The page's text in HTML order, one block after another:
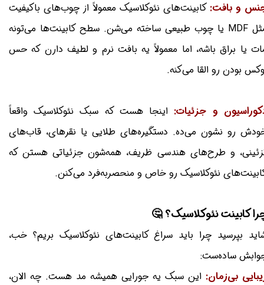
و بافت: کابینت‌های نئوکلاسیک معمولاً از چوب‌های باکیفیت
مثل MDF یا چوب طبیعی ساخته می‌شن. سطح کابینت‌ها می‌تونه
یا براق باشه، اما معمولاً یه بافت نرم و لطیف دارن که حس
بودن رو القا می‌کنه.
و جزئیات: اینجا هست که سبک نئوکلاسیک واقعاً
رو نشون می‌ده. دستگیره‌های طلایی یا نقرهای، قاب‌های
و طرح‌های هندسی ظریف، همه‌شون جزئیاتی هستن که
نئوکلاسیک رو خاص و منحصربه‌فرد می‌کنن.
کابینت نئوکلاسیک؟ 🤔
بپرسید چرا باید سراغ کابینت‌های نئوکلاسیک بریم؟ خب،
ساده‌ست:
بی‌زمان: این سبک یه جورایی همیشه مد هست. چه الان،